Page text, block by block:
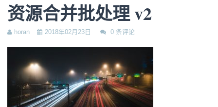
资源合并批处理 v2
horan 2018年02月23日 0 条评论